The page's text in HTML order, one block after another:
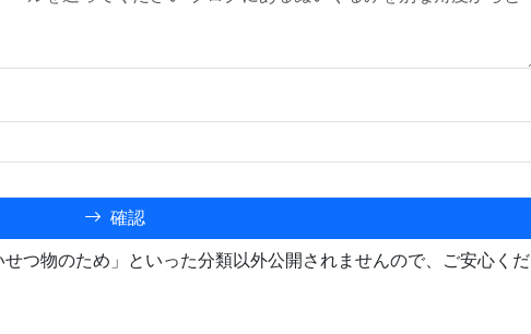
確認
つ物のため」といった分類以外公開されませんので、ご安心くだ